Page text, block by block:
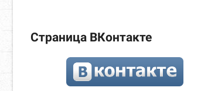
Страница ВКонтакте